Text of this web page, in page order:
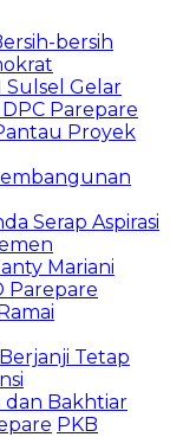
bersih
Sulsel Gelar
Parepare
Proyek
Serap Aspirasi
Mariani
Parepare
Tetap
dan Bakhtiar
PKB